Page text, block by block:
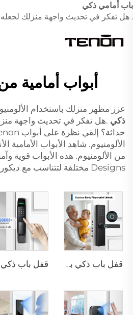
باب أمامي ذكي
. هل تفكر في تحديث واجهة منزلك لجعله
أبواب أمامية
عزز مظهر منزلك باستخدام
ذكي .هل تفكر في تحديث واجهة
الألومنيوم. شاهد الأبواب الأمامية
من الألومنيوم. هذه الأبواب قوية
Designs مختلفة لتتناسب مع ديكور منزلك.
قفل باب ذكي بصمة الإصبع واي فاي Tuya أوروبي ذكي مع إدخال رقمي Tenon T09